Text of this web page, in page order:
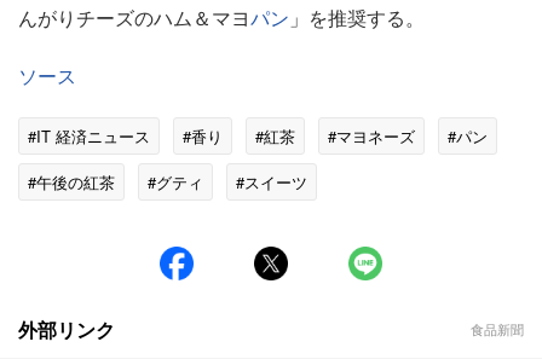
んがりチーズのハム＆マヨパン 」を推奨する。
ソース
#IT 経済ニュース #香り #紅茶 #マヨネーズ
#パン
#午後の紅茶
#グティ #スイーツ
外部リンク 食品新聞